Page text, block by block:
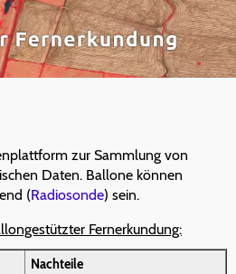
zur Sammlung von
Daten. Ballone können
(Radiosonde) sein.
Fernerkundung:
Nachteile